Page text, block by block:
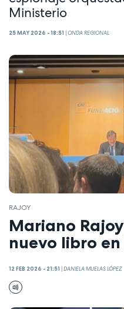
Ministerio
25 MAY 2026 - 18:51 |ONDA REGIONAL
RAJOY
Mariano
nuevo libro
12 FEB 2026 - 21:51 |DANIELA MUELAS LÓPEZ